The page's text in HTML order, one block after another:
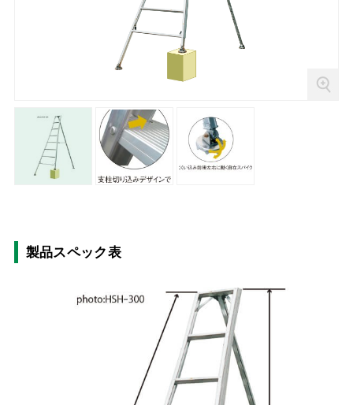
製品スペック表